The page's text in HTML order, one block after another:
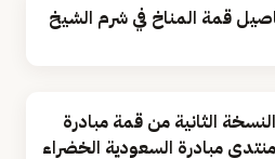
الثانية من قمة مبادرة
مبادرة السعودية الخضراء